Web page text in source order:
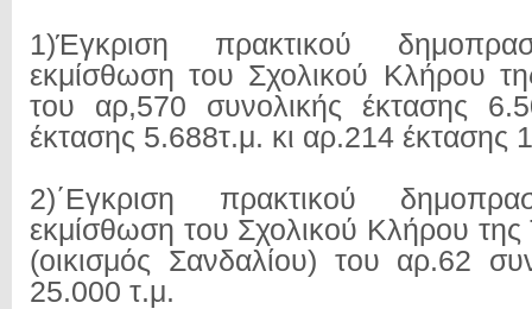
1)Έγκριση πρακτικού
εκμίσθωση του Σχολικού Κλήρου
του αρ,570 συνολικής έκτασης
έκτασης 5.688τ.μ. κι αρ.214 έκτασης
2)΄Εγκριση πρακτικού
εκμίσθωση του Σχολικού Κλήρου
(οικισμός Σανδαλίου) του αρ.62
25.000 τ.μ.